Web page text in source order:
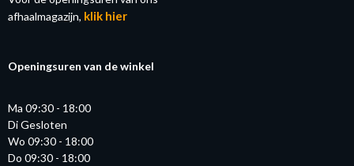
afhaalmagazijn, klik hier
Openingsuren van de winkel
Ma 09:30 - 18:00
Di Gesloten
Wo 09:30 - 18:00
Do 09:30 - 18:00